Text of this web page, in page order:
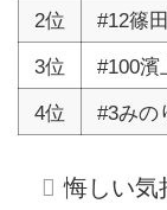
2位
#12篠
3位
#100濱
4位
#3みの
悔しい気